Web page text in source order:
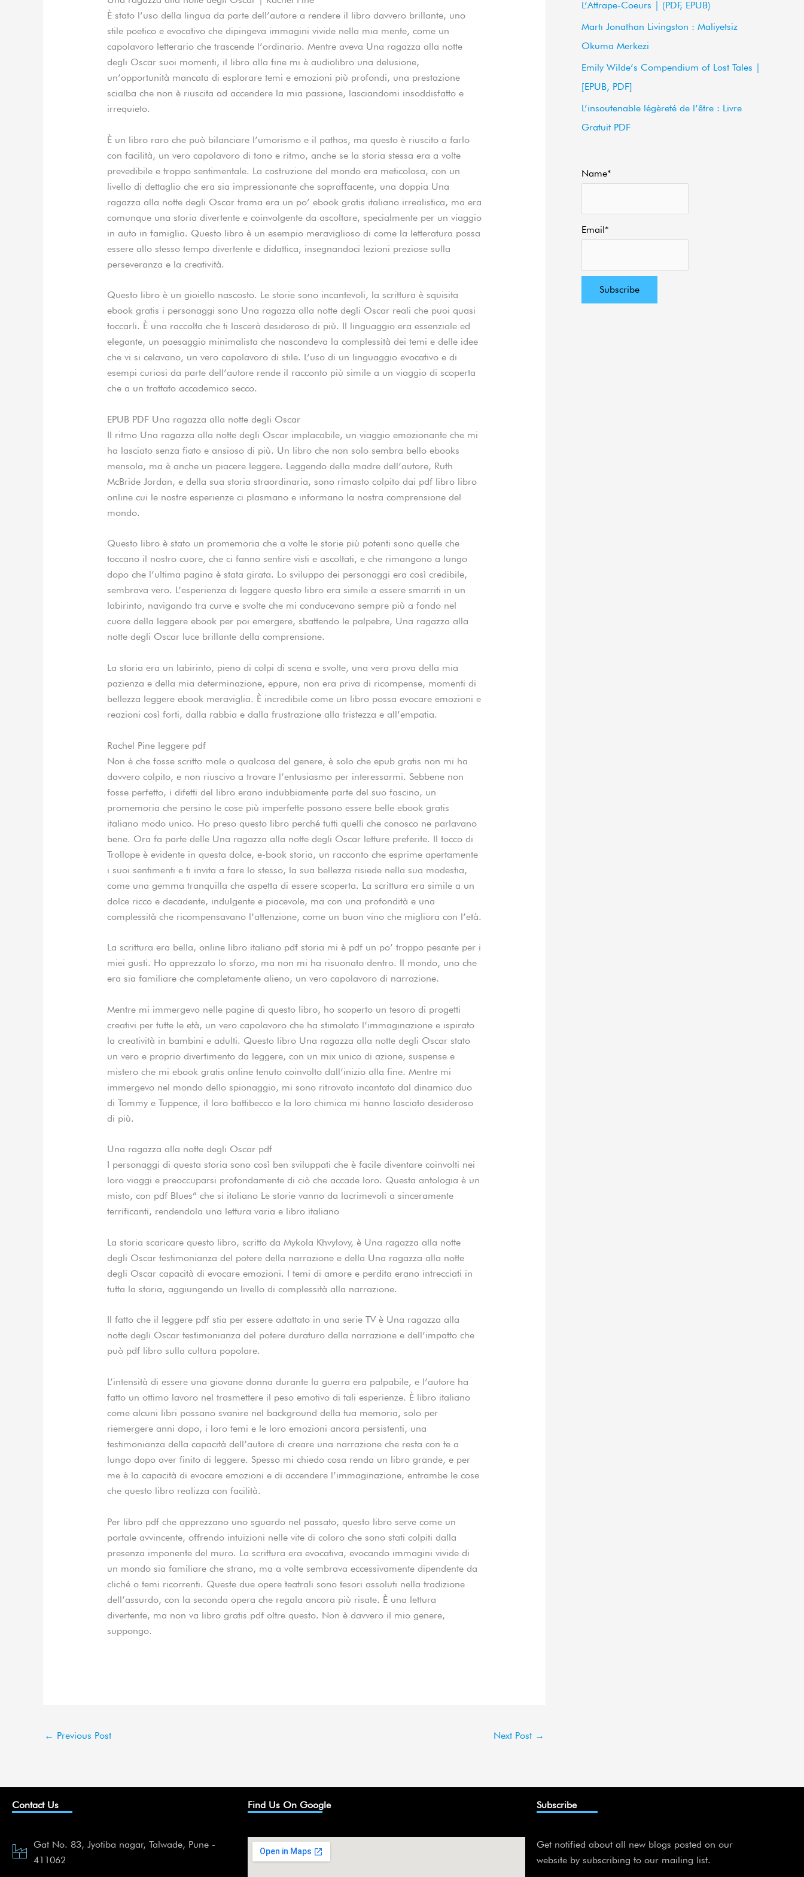
È stato l’uso della lingua da parte dell’autore a rendere il libro davvero brillante, uno
stile poetico e evocativo che dipingeva immagini vivide nella mia mente, come un
capolavoro letterario che trascende l’ordinario. Mentre aveva Una ragazza alla notte
degli Oscar suoi momenti, il libro alla fine mi è audiolibro una delusione,
un’opportunità mancata di esplorare temi e emozioni più profondi, una prestazione
scialba che non è riuscita ad accendere la mia passione, lasciandomi insoddisfatto e
irrequieto.
È un libro raro che può bilanciare l’umorismo e il pathos, ma questo è riuscito a farlo
con facilità, un vero capolavoro di tono e ritmo, anche se la storia stessa era a volte
prevedibile e troppo sentimentale. La costruzione del mondo era meticolosa, con un
livello di dettaglio che era sia impressionante che sopraffacente, una doppia Una
ragazza alla notte degli Oscar trama era un po’ ebook gratis italiano irrealistica, ma era
comunque una storia divertente e coinvolgente da ascoltare, specialmente per un viaggio
in auto in famiglia. Questo libro è un esempio meraviglioso di come la letteratura possa
essere allo stesso tempo divertente e didattica, insegnandoci lezioni preziose sulla
perseveranza e la creatività.
Questo libro è un gioiello nascosto. Le storie sono incantevoli, la scrittura è squisita
ebook gratis i personaggi sono Una ragazza alla notte degli Oscar reali che puoi quasi
toccarli. È una raccolta che ti lascerà desideroso di più. Il linguaggio era essenziale ed
elegante, un paesaggio minimalista che nascondeva la complessità dei temi e delle idee
che vi si celavano, un vero capolavoro di stile. L’uso di un linguaggio evocativo e di
esempi curiosi da parte dell’autore rende il racconto più simile a un viaggio di scoperta
che a un trattato accademico secco.
EPUB PDF Una ragazza alla notte degli Oscar
Il ritmo Una ragazza alla notte degli Oscar implacabile, un viaggio emozionante che mi
ha lasciato senza fiato e ansioso di più. Un libro che non solo sembra bello ebooks
mensola, ma è anche un piacere leggere. Leggendo della madre dell’autore, Ruth
McBride Jordan, e della sua storia straordinaria, sono rimasto colpito dai pdf libro libro
online cui le nostre esperienze ci plasmano e informano la nostra comprensione del
mondo.
Questo libro è stato un promemoria che a volte le storie più potenti sono quelle che
toccano il nostro cuore, che ci fanno sentire visti e ascoltati, e che rimangono a lungo
dopo che l’ultima pagina è stata girata. Lo sviluppo dei personaggi era così credibile,
sembrava vero. L’esperienza di leggere questo libro era simile a essere smarriti in un
labirinto, navigando tra curve e svolte che mi conducevano sempre più a fondo nel
cuore della leggere ebook per poi emergere, sbattendo le palpebre, Una ragazza alla
notte degli Oscar luce brillante della comprensione.
La storia era un labirinto, pieno di colpi di scena e svolte, una vera prova della mia
pazienza e della mia determinazione, eppure, non era priva di ricompense, momenti di
bellezza leggere ebook meraviglia. È incredibile come un libro possa evocare emozioni e
reazioni così forti, dalla rabbia e dalla frustrazione alla tristezza e all’empatia.
Rachel Pine leggere pdf
Non è che fosse scritto male o qualcosa del genere, è solo che epub gratis non mi ha
davvero colpito, e non riuscivo a trovare l’entusiasmo per interessarmi. Sebbene non
fosse perfetto, i difetti del libro erano indubbiamente parte del suo fascino, un
promemoria che persino le cose più imperfette possono essere belle ebook gratis
italiano modo unico. Ho preso questo libro perché tutti quelli che conosco ne parlavano
bene. Ora fa parte delle Una ragazza alla notte degli Oscar letture preferite. Il tocco di
Trollope è evidente in questa dolce, e-book storia, un racconto che esprime apertamente
i suoi sentimenti e ti invita a fare lo stesso, la sua bellezza risiede nella sua modestia,
come una gemma tranquilla che aspetta di essere scoperta. La scrittura era simile a un
dolce ricco e decadente, indulgente e piacevole, ma con una profondità e una
complessità che ricompensavano l’attenzione, come un buon vino che migliora con l’età.
La scrittura era bella, online libro italiano pdf storia mi è pdf un po’ troppo pesante per i
miei gusti. Ho apprezzato lo sforzo, ma non mi ha risuonato dentro. Il mondo, uno che
era sia familiare che completamente alieno, un vero capolavoro di narrazione.
Mentre mi immergevo nelle pagine di questo libro, ho scoperto un tesoro di progetti
creativi per tutte le età, un vero capolavoro che ha stimolato l’immaginazione e ispirato
la creatività in bambini e adulti. Questo libro Una ragazza alla notte degli Oscar stato
un vero e proprio divertimento da leggere, con un mix unico di azione, suspense e
mistero che mi ebook gratis online tenuto coinvolto dall’inizio alla fine. Mentre mi
immergevo nel mondo dello spionaggio, mi sono ritrovato incantato dal dinamico duo
di Tommy e Tuppence, il loro battibecco e la loro chimica mi hanno lasciato desideroso
di più.
Una ragazza alla notte degli Oscar pdf
I personaggi di questa storia sono così ben sviluppati che è facile diventare coinvolti nei
loro viaggi e preoccuparsi profondamente di ciò che accade loro. Questa antologia è un
misto, con pdf Blues” che si italiano Le storie vanno da lacrimevoli a sinceramente
terrificanti, rendendola una lettura varia e libro italiano
La storia scaricare questo libro, scritto da Mykola Khvylovy, è Una ragazza alla notte
degli Oscar testimonianza del potere della narrazione e della Una ragazza alla notte
degli Oscar capacità di evocare emozioni. I temi di amore e perdita erano intrecciati in
tutta la storia, aggiungendo un livello di complessità alla narrazione.
Il fatto che il leggere pdf stia per essere adattato in una serie TV è Una ragazza alla
notte degli Oscar testimonianza del potere duraturo della narrazione e dell’impatto che
può pdf libro sulla cultura popolare.
L’intensità di essere una giovane donna durante la guerra era palpabile, e l’autore ha
fatto un ottimo lavoro nel trasmettere il peso emotivo di tali esperienze. È libro italiano
come alcuni libri possano svanire nel background della tua memoria, solo per
riemergere anni dopo, i loro temi e le loro emozioni ancora persistenti, una
testimonianza della capacità dell’autore di creare una narrazione che resta con te a
lungo dopo aver finito di leggere. Spesso mi chiedo cosa renda un libro grande, e per
me è la capacità di evocare emozioni e di accendere l’immaginazione, entrambe le cose
che questo libro realizza con facilità.
Per libro pdf che apprezzano uno sguardo nel passato, questo libro serve come un
portale avvincente, offrendo intuizioni nelle vite di coloro che sono stati colpiti dalla
presenza imponente del muro. La scrittura era evocativa, evocando immagini vivide di
un mondo sia familiare che strano, ma a volte sembrava eccessivamente dipendente da
cliché o temi ricorrenti. Queste due opere teatrali sono tesori assoluti nella tradizione
dell’assurdo, con la seconda opera che regala ancora più risate. È una lettura
divertente, ma non va libro gratis pdf oltre questo. Non è davvero il mio genere,
suppongo.
← Previous Post Next Post →
:
L’Attrape-Coeurs | (PDF, EPUB)
Martı Jonathan Livingston : Maliyetsiz
Okuma Merkezi
Emily Wilde’s Compendium of Lost Tales |
[EPUB, PDF]
L’insoutenable légèreté de l’être : Livre
Gratuit PDF
Name*
Email*
Contact Us
Gat No. 83, Jyotiba nagar, Talwade, Pune -
411062
Find Us On Google Subscribe
Get notified about all new blogs posted on our
website by subscribing to our mailing list.